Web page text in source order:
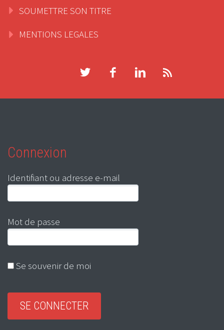
SOUMETTRE SON TITRE
MENTIONS LEGALES
Connexion
Identifiant ou adresse e-mail
Mot de passe
Se souvenir de moi